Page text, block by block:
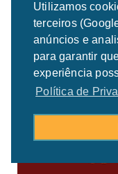
Utilizamos
terceiros
anúncios e
para garantir
experiência
Política de